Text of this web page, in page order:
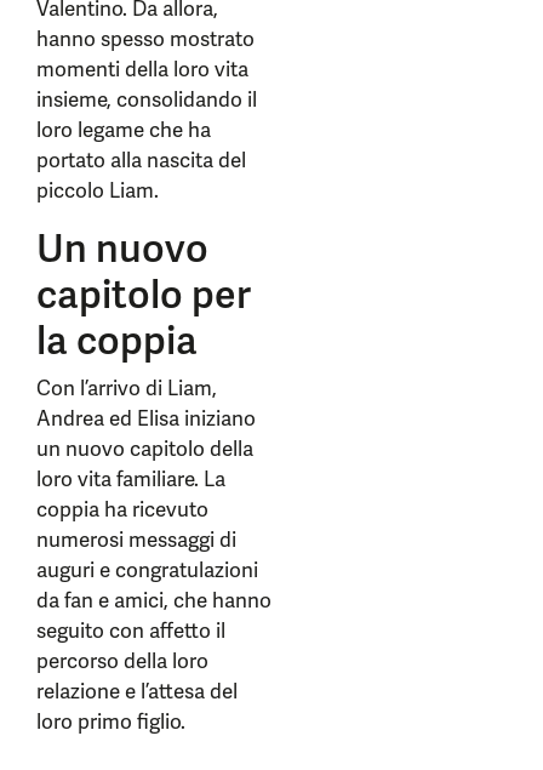
Valentino. Da allora,
hanno spesso mostrato
momenti della loro vita
insieme, consolidando il
loro legame che ha
portato alla nascita del
piccolo Liam.
Un nuovo
capitolo per
la coppia
Con l’arrivo di Liam,
Andrea ed Elisa iniziano
un nuovo capitolo della
loro vita familiare. La
coppia ha ricevuto
numerosi messaggi di
auguri e congratulazioni
da fan e amici, che hanno
seguito con affetto il
percorso della loro
relazione e l’attesa del
loro primo figlio.